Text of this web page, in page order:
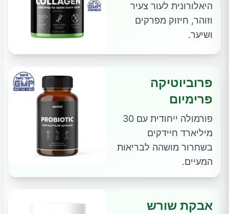
היאלורונית לעור צעיר
וזוהר, חיזוק מפרקים
ושיער.
פרוביוטיקה
פרימיום
פורמולה ייחודית עם 30
מיליארד חיידקים
בשחרור מושהה לבריאות
המעיים.
אבקת שורש